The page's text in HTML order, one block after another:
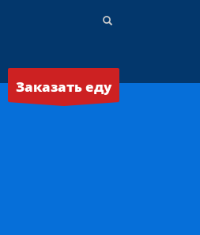
Заказать еду